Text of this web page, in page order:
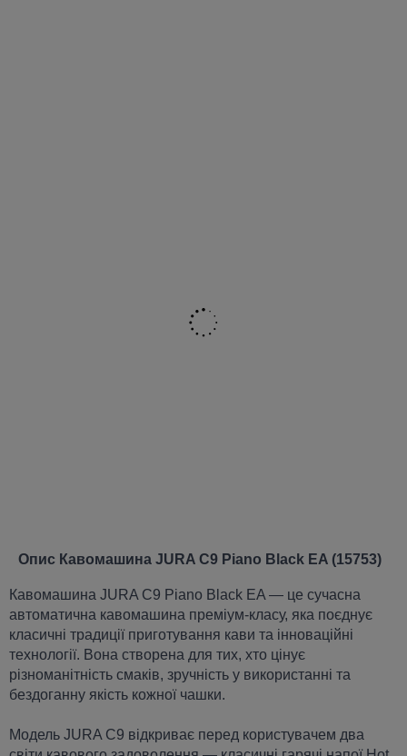
Опис Кавомашина JURA C9 Piano Black EA (15753)
Кавомашина JURA C9 Piano Black EA — це сучасна
автоматична кавомашина преміум-класу, яка поєднує
класичні традиції приготування кави та інноваційні
технології. Вона створена для тих, хто цінує
різноманітність смаків, зручність у використанні та
бездоганну якість кожної чашки.
Модель JURA C9 відкриває перед користувачем два